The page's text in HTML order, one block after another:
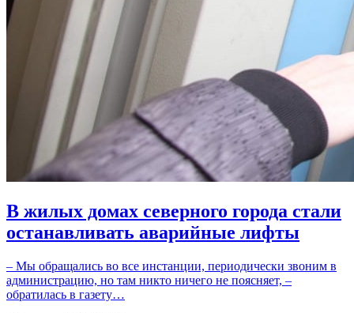
В жилых домах северного города стали
останавливать аварийные лифты
– Мы обращались во все инстанции, периодически звоним в
администрацию, но там никто ничего не поясняет, –
обратилась в газету…